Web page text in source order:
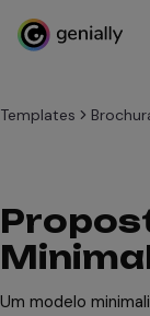
Templates
Um modelo